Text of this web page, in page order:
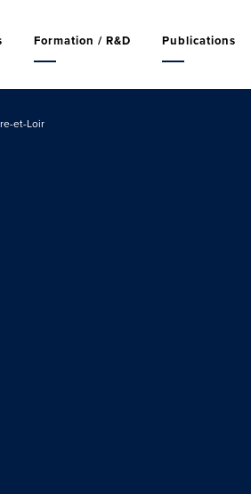
Formation / R&D Publications
et-Loir